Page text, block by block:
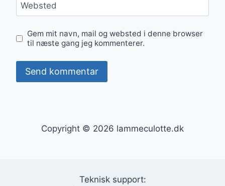
Websted
Gem mit navn, mail og websted i denne browser
til næste gang jeg kommenterer.
Copyright © 2026 lammeculotte.dk
Teknisk support: